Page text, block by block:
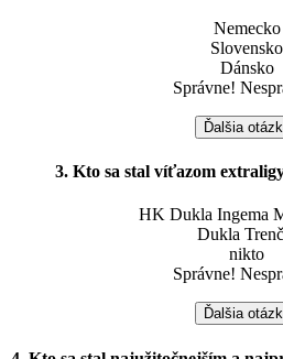
Nemecko
Slovensko
Dánsko
Správne!
Ďalšia
3. Kto sa stal víťazom
HK Dukla Ingema
Dukla
nikto
Správne!
Ďalšia